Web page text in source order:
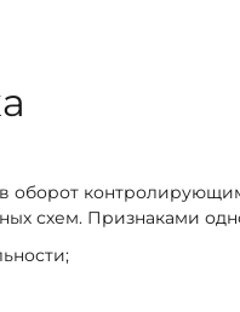
оборот
схем. Признаками